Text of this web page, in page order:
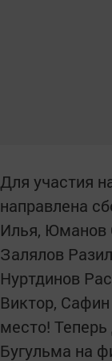
Для участия
направлена
Илья, Юманов
Залялов
Нуртдинов
Виктор,
место!
Бугульма на